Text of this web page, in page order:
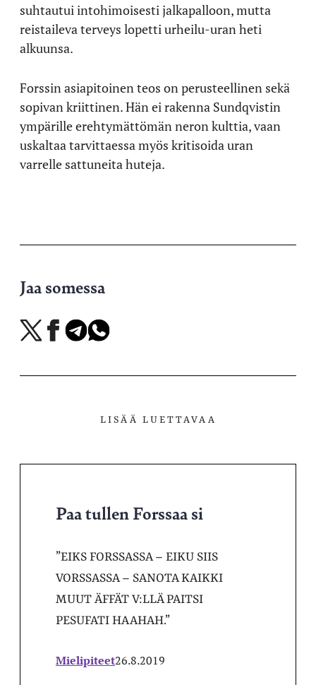
suhtautui intohimoisesti jalkapalloon, mutta
reistaileva terveys lopetti urheilu-uran heti
alkuunsa.
Forssin asiapitoinen teos on perusteellinen sekä
sopivan kriittinen. Hän ei rakenna Sundqvistin
ympärille erehtymättömän neron kulttia, vaan
uskaltaa tarvittaessa myös kritisoida uran
varrelle sattuneita huteja.
Jaa somessa
Jaa
X-
Jaa
Facebookissa
Jaa
Telegramissa
Jaa
WhatsAppissa
LISÄÄ LUETTAVAA
Paa tullen Forssaa si
”EIKS FORSSASSA – EIKU SIIS
VORSSASSA – SANOTA KAIKKI
MUUT ÄFFÄT V:LLÄ PAITSI
PESUFATI HAAHAH.”
Mielipiteet26.8.2019